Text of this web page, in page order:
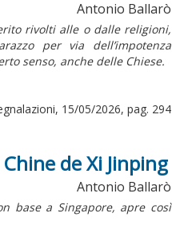
Antonio Ballarò
rivolti alle o dalle religioni,
per via dell’impotenza
senso, anche delle Chiese.
15/05/2026, pag. 294
de Xi Jinping
Antonio Ballarò
base a Singapore, apre così